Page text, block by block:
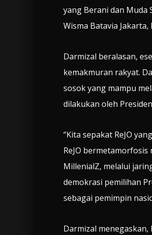
yang Berani dan Muda
Wisma Batavia
Darmizal beralasan,
kemakmuran rakyat.
sosok yang mampu
dilakukan oleh
“Kita sepakat ReJO
ReJO bermetamorfosis
MillenialZ, melalui
demokrasi pemilihan
sebagai pemimpin
Darmizal menegaskan,